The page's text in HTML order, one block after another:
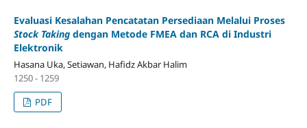
Evaluasi Kesalahan Pencatatan Persediaan Melalui Proses
Stock Takingdengan Metode FMEA dan RCA di Industri
Elektronik
Hasana Uka, Setiawan, Hafidz Akbar Halim
1250 - 1259
PDF